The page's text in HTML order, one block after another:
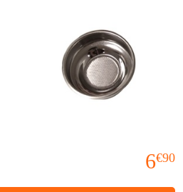
6€90